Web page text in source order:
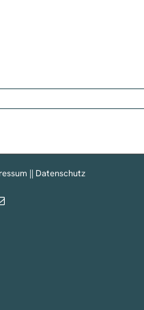
|| Datenschutz
E-